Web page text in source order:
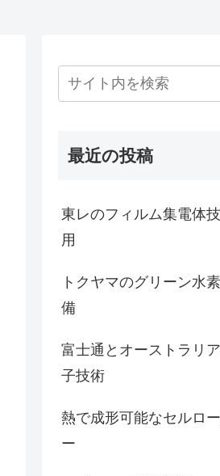
最近の投稿
東レのフィルム集電体
用
トクヤマのグリーン水
備
富士通とオーストラリ
子技術
熱で成形可能なセルロ
ー